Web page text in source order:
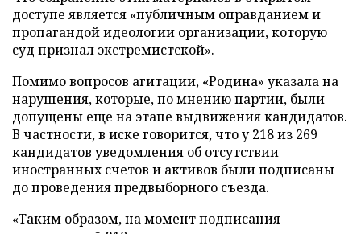
доступе является «публичным оправданием и
пропагандой идеологии организации, которую
суд признал экстремистской».
Помимо вопросов агитации, «Родина» указала на
нарушения, которые, по мнению партии, были
допущены еще на этапе выдвижения кандидатов.
В частности, в иске говорится, что у 218 из 269
кандидатов уведомления об отсутствии
иностранных счетов и активов были подписаны
до проведения предвыборного съезда.
«Таким образом, на момент подписания